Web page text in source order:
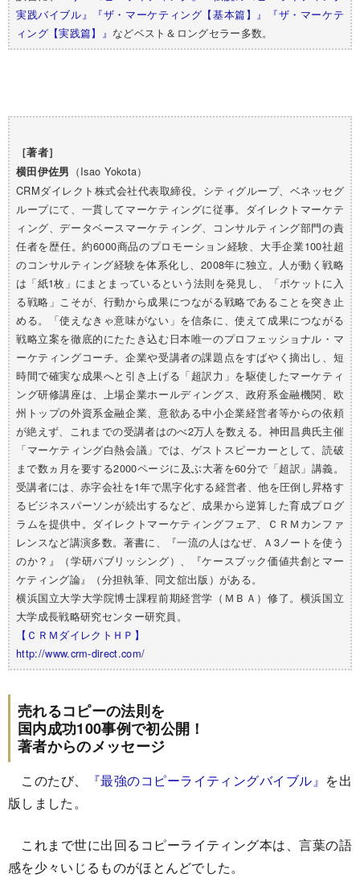
実践バイブル』
『ザ・マーケティング【基本篇】』
『ザ・マーケテ
ィング【実践篇】』 などベスト＆ロングセラー多数。
［著者］
横田伊佐男 （Isao Yokota）
CRMダイレクト株式会社代表取締役。シティグループ、ベネッセグ
ループにて、一貫してマーケティングに従事。ダイレクトマーケテ
ィング、データベースマーケティング、コンサルティング部門の責
任者を歴任。約6000商品のプロモーション経験、大手企業100社超
のコンサルティング経験を体系化し、2008年に独立。人が動く戦略
は「紙1枚」にまとまっているという法則を発見し、「ポケットに入
る戦略」こそが、行動から成果につながる戦略であることを突き止
める。「使えなきゃ意味がない」を信条に、使えて成果につながる
戦略立案を徹底的にたたき込む日本唯一のプロフェッショナル・マ
ーケティングコーチ。企業や受講者の課題点をすばやく摘出し、短
時間で確実な成果へと引き上げる「超訳力」を駆使したマーケティ
ング研修講座は、上場企業ホールディングス、政府系金融機関、欧
州トップの外資系金融企業、意欲ある中小企業経営者等からの依頼
が絶えず、これまでの受講者はのべ2万人を数える。神田昌典氏主催
「マーケティング白熱会議」では、ゲストスピーカーとして、読破
まで数ヵ月を要する2000ページに及ぶ大著を60分で「超訳」講義。
受講者には、赤字会社を1年で黒字化する経営者、他を圧倒し昇格す
るビジネスパーソンが続出するなど、成果から逆算した育成プログ
ラムを提供中。ダイレクトマーケティングフェア、ＣＲＭカンファ
レンスなど講演多数。著書に、『一流の人はなぜ、Ａ3ノートを使う
のか？』（学研パブリッシング）、『ケースブック価値共創とマー
ケティング論』（分担執筆、同文舘出版）がある。
横浜国立大学大学院博士課程前期経営学（ＭＢＡ）修了。横浜国立
大学成長戦略研究センター研究員。
【ＣＲＭダイレクトＨＰ】
http://www.crm-direct.com/
売れるコピーの法則を
国内成功100事例で初公開！
著者からのメッセージ
このたび、 『最強のコピーライティングバイブル』 を出
版しました。
これまで世に出回るコピーライティング本は、言葉の語
感を少々いじるものがほとんどでした。